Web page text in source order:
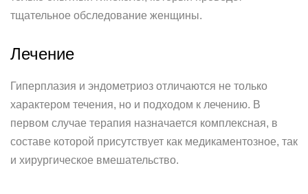
тщательное обследование женщины.
Лечение
Гиперплазия и эндометриоз отличаются не только
характером течения, но и подходом к лечению. В
первом случае терапия назначается комплексная, в
составе которой присутствует как медикаментозное, так
и хирургическое вмешательство.